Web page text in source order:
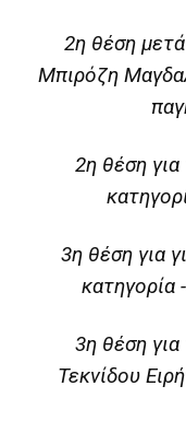
2η θέση
Μπιρόζη
2η θέση
3η θέση για
κατηγορία
3η θέση
Τεκνίδου